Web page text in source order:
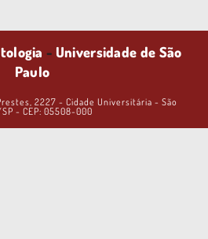
- Universidade de São
Paulo
2227 - Cidade Universitária - São
- CEP: 05508-000